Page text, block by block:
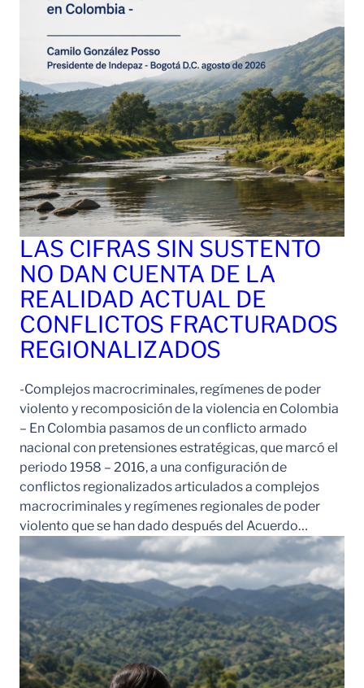
LAS CIFRAS SIN SUSTENTO
NO DAN CUENTA DE LA
REALIDAD ACTUAL DE
CONFLICTOS FRACTURADOS
REGIONALIZADOS
-Complejos macrocriminales, regímenes de poder
violento y recomposición de la violencia en Colombia
– En Colombia pasamos de un conflicto armado
nacional con pretensiones estratégicas, que marcó el
periodo 1958 – 2016, a una configuración de
conflictos regionalizados articulados a complejos
macrocriminales y regímenes regionales de poder
violento que se han dado después del Acuerdo…